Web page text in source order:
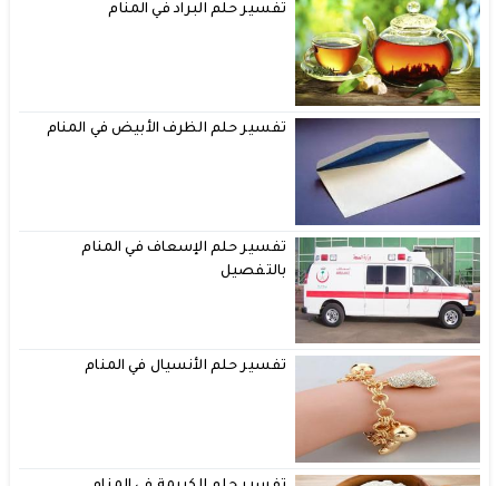
تفسير حلم البراد في المنام
تفسير حلم الظرف الأبيض في المنام
تفسير حلم الإسعاف في المنام
بالتفصيل
تفسير حلم الأنسيال في المنام